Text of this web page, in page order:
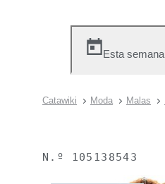
Esta semana
Catawiki Moda Malas
N.º 105138543